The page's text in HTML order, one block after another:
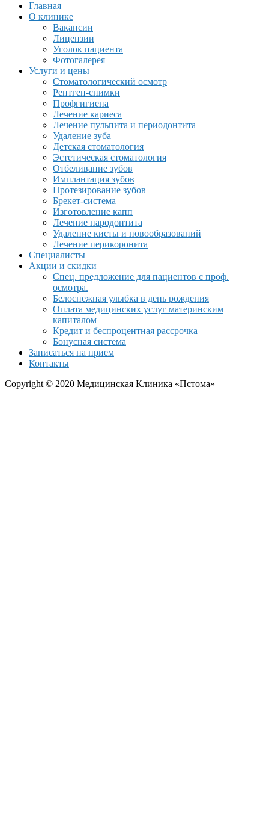
Главная
О клинике
Вакансии
Лицензии
Уголок пациента
Фотогалерея
Услуги и цены
Стоматологический осмотр
Рентген-снимки
Профгигиена
Лечение кариеса
Лечение пульпита и периодонтита
Удаление зуба
Детская стоматология
Эстетическая стоматология
Отбеливание зубов
Имплантация зубов
Протезирование зубов
Брекет-система
Изготовление капп
Лечение пародонтита
Удаление кисты и новообразований
Лечение перикоронита
Специалисты
Акции и скидки
Спец. предложение для пациентов с проф.
осмотра.
Белоснежная улыбка в день рождения
Оплата медицинских услуг материнским
капиталом
Кредит и беспроцентная рассрочка
Бонусная система
Записаться на прием
Контакты
Copyright © 2020 Медицинская Клиника «Пстома»